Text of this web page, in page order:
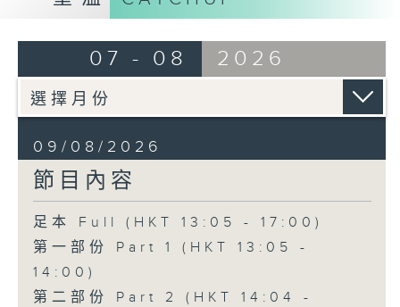
07 - 08 2026
09/08/2026
節目內容
足本 Full (HKT 13:05 - 17:00)
第一部份 Part 1 (HKT 13:05 -
14:00)
第二部份 Part 2 (HKT 14:04 -